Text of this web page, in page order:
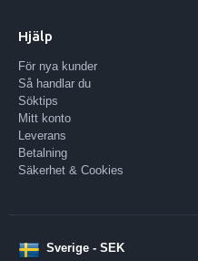
Hjälp
För nya kunder
Så handlar du
Söktips
Mitt konto
Leverans
Betalning
Säkerhet & Cookies
Sverige - SEK